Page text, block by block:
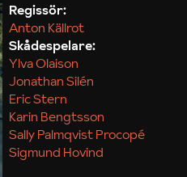
Regissör:
Anton Källrot
Skådespelare:
Ylva Olaison
Jonathan Silén
Eric Stern
Karin Bengtsson
Sally Palmqvist Procopé
Sigmund Hovind